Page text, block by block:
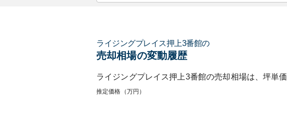
ライジングプレイス押上3番館の
売却相場の変動履歴
ライジングプレイス押上3番館の売却相場は、坪単価
推定価格（万円）